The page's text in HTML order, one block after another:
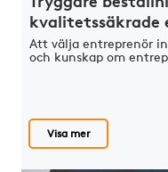
kvalitetssäkrade
Att välja entreprenör
och kunskap om
Visa mer